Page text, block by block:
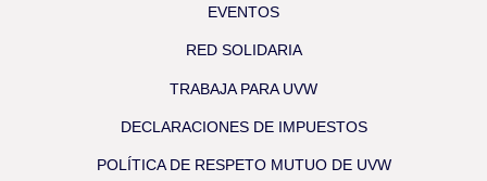
EVENTOS
RED SOLIDARIA
TRABAJA PARA UVW
DECLARACIONES DE IMPUESTOS
POLÍTICA DE RESPETO MUTUO DE UVW